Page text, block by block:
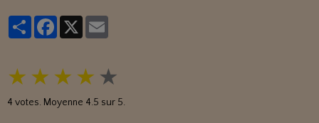
PartagerFacebook
★ ★ ★ ★ ★
4 votes. Moyenne 4.5 sur 5.